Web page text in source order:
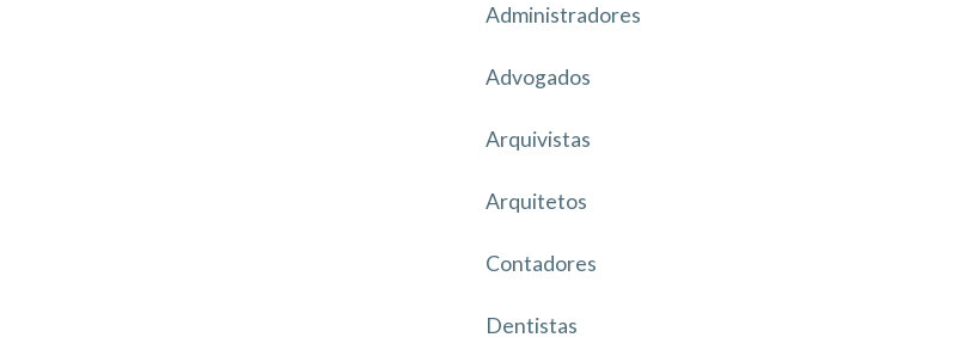
Administradores
Advogados
Arquivistas
Arquitetos
Contadores
Dentistas